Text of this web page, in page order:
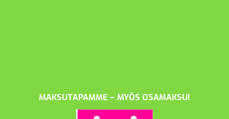
MAKSUTAPAMME – MYÖS OSAMAKSU!